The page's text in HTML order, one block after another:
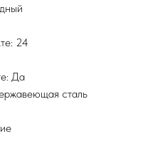
24
Да
сталь